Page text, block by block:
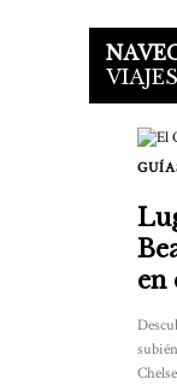
VIAJES
en